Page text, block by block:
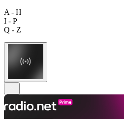
A - H
I - P
Q - Z